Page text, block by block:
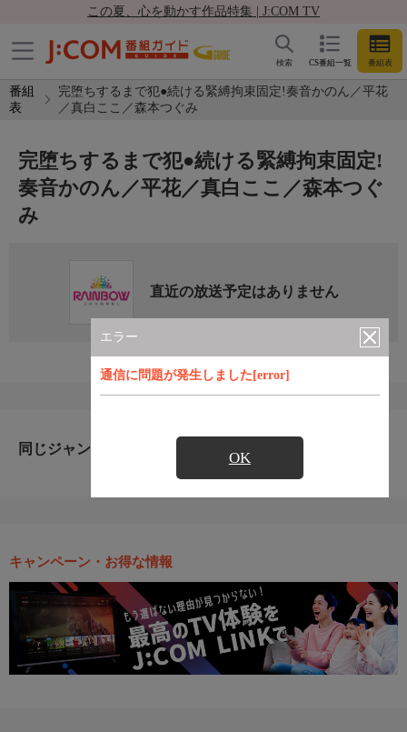
この夏、心を動かす作品特集 | J:COM TV
CS番組一覧 番組表
検索
番組
表
完堕ちするまで犯●続ける緊縛拘束固定!奏音かのん／平花
／真白ここ／森本つぐみ
エラー
通信に問題が発生しました[error]
OK
完堕ちするまで犯●続ける緊縛拘束固定!
奏音かのん／平花／真白ここ／森本つぐ
み
直近の放送予定はありません
同じジャンルのおすすめ番組
キャンペーン・お得な情報